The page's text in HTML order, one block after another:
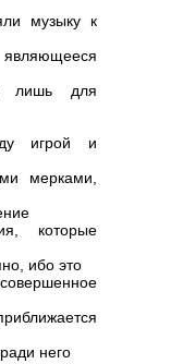
музыку к
лишь для
игрой и
мерками,
которые
ибо это
него